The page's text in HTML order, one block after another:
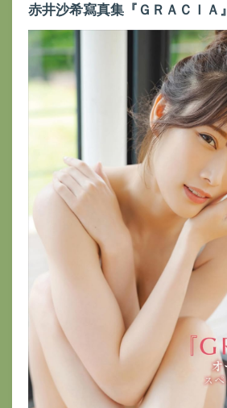
赤井沙希寫真集『ＧＲＡＣＩＡ』